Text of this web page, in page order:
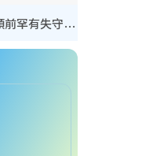
TVB新聞主播陳嘉欣鏡頭前罕有失守！遭林超英一句說話突襲嚇親當場大笑